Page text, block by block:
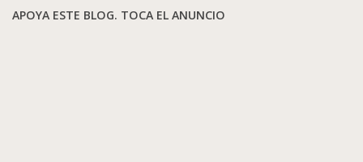
APOYA ESTE BLOG. TOCA EL ANUNCIO